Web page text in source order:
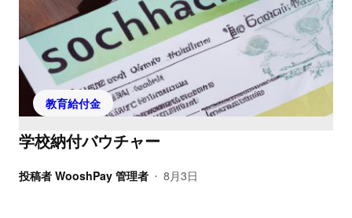
教育給付金
学校納付バウチャー
投稿者 WooshPay 管理者 • 8月3日